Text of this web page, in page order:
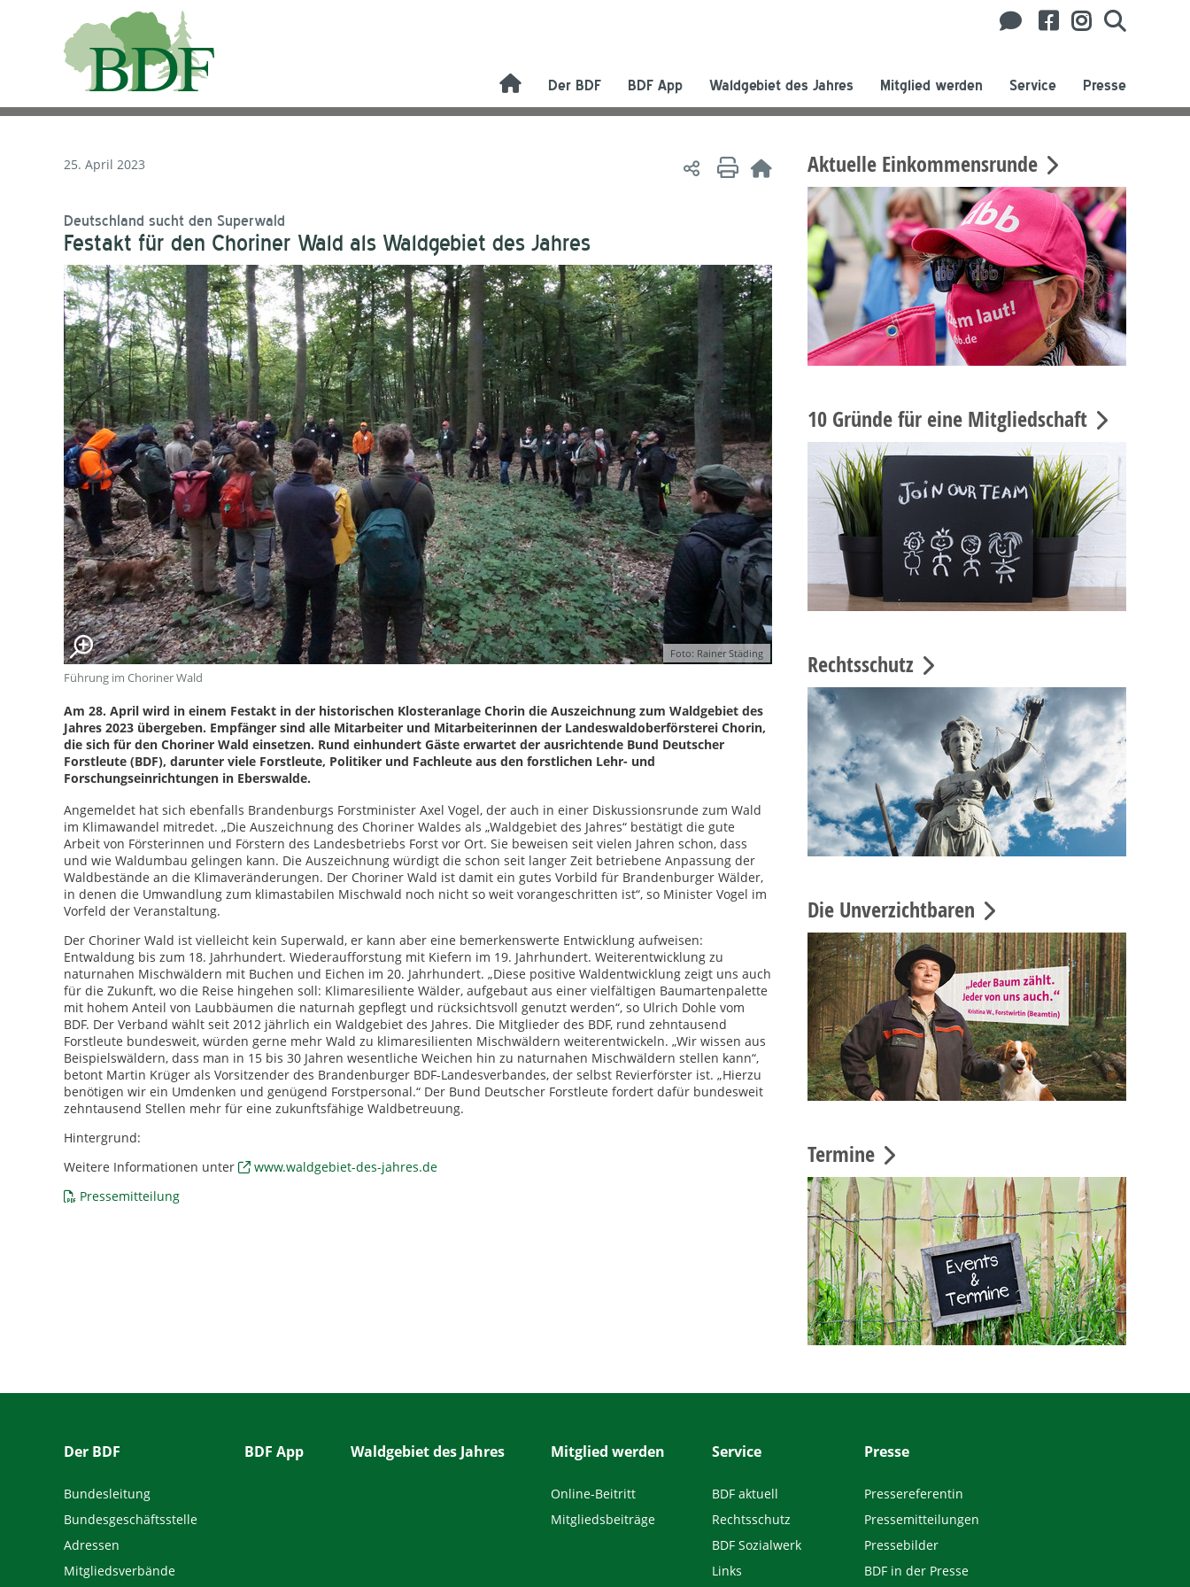
Der BDF BDF App Waldgebiet des Jahres Mitglied werden Service Presse
25. April 2023
Deutschland sucht den Superwald
Festakt für den Choriner Wald als Waldgebiet des Jahres
Foto: Rainer Städing
Führung im Choriner Wald
Am 28. April wird in einem Festakt in der historischen Klosteranlage Chorin die Auszeichnung zum Waldgebiet des
Jahres 2023 übergeben. Empfänger sind alle Mitarbeiter und Mitarbeiterinnen der Landeswaldoberförsterei Chorin,
die sich für den Choriner Wald einsetzen. Rund einhundert Gäste erwartet der ausrichtende Bund Deutscher
Forstleute (BDF), darunter viele Forstleute, Politiker und Fachleute aus den forstlichen Lehr- und
Forschungseinrichtungen in Eberswalde.
Angemeldet hat sich ebenfalls Brandenburgs Forstminister Axel Vogel, der auch in einer Diskussionsrunde zum Wald
im Klimawandel mitredet. „Die Auszeichnung des Choriner Waldes als „Waldgebiet des Jahres“ bestätigt die gute
Arbeit von Försterinnen und Förstern des Landesbetriebs Forst vor Ort. Sie beweisen seit vielen Jahren schon, dass
und wie Waldumbau gelingen kann. Die Auszeichnung würdigt die schon seit langer Zeit betriebene Anpassung der
Waldbestände an die Klimaveränderungen. Der Choriner Wald ist damit ein gutes Vorbild für Brandenburger Wälder,
in denen die Umwandlung zum klimastabilen Mischwald noch nicht so weit vorangeschritten ist“, so Minister Vogel im
Vorfeld der Veranstaltung.
Der Choriner Wald ist vielleicht kein Superwald, er kann aber eine bemerkenswerte Entwicklung aufweisen:
Entwaldung bis zum 18. Jahrhundert. Wiederaufforstung mit Kiefern im 19. Jahrhundert. Weiterentwicklung zu
naturnahen Mischwäldern mit Buchen und Eichen im 20. Jahrhundert. „Diese positive Waldentwicklung zeigt uns auch
für die Zukunft, wo die Reise hingehen soll: Klimaresiliente Wälder, aufgebaut aus einer vielfältigen Baumartenpalette
mit hohem Anteil von Laubbäumen die naturnah gepflegt und rücksichtsvoll genutzt werden“, so Ulrich Dohle vom
BDF. Der Verband wählt seit 2012 jährlich ein Waldgebiet des Jahres. Die Mitglieder des BDF, rund zehntausend
Forstleute bundesweit, würden gerne mehr Wald zu klimaresilienten Mischwäldern weiterentwickeln. „Wir wissen aus
Beispielswäldern, dass man in 15 bis 30 Jahren wesentliche Weichen hin zu naturnahen Mischwäldern stellen kann“,
betont Martin Krüger als Vorsitzender des Brandenburger BDF-Landesverbandes, der selbst Revierförster ist. „Hierzu
benötigen wir ein Umdenken und genügend Forstpersonal.“ Der Bund Deutscher Forstleute fordert dafür bundesweit
zehntausend Stellen mehr für eine zukunftsfähige Waldbetreuung.
Hintergrund:
Weitere Informationen unter
www.waldgebiet-des-jahres.de
Pressemitteilung
Aktuelle Einkommensrunde
10 Gründe für eine Mitgliedschaft
Rechtsschutz
Die Unverzichtbaren
Termine
Der BDF
Bundesleitung
Bundesgeschäftsstelle
Adressen
Mitgliedsverbände
BDF App Waldgebiet des Jahres Mitglied werden
Online-Beitritt
Mitgliedsbeiträge
Service
BDF aktuell
Rechtsschutz
BDF Sozialwerk
Links
Presse
Pressereferentin
Pressemitteilungen
Pressebilder
BDF in der Presse